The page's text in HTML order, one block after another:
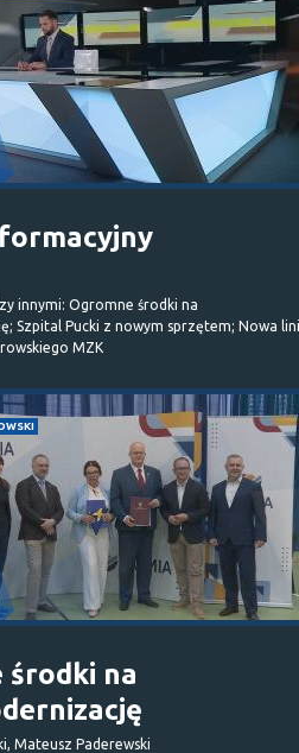
innymi: Ogromne środki na
Szpital Pucki z nowym sprzętem; Nowa
MZK
środki na
Mateusz Paderewski